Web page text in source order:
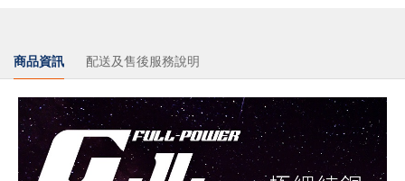
商品資訊 配送及售後服務說明